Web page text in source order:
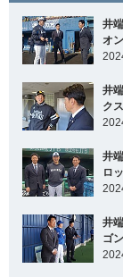
井
オ
井
ク
井
ロ
井
ゴ